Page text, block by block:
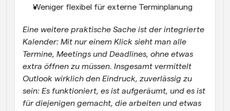
Weniger flexibel für externe Terminplanung
Eine weitere praktische Sache ist der integrierte
Kalender: Mit nur einem Klick sieht man alle
Termine, Meetings und Deadlines, ohne etwas
extra öffnen zu müssen. Insgesamt vermittelt
Outlook wirklich den Eindruck, zuverlässig zu
sein: Es funktioniert, es ist aufgeräumt, und es ist
für diejenigen gemacht, die arbeiten und etwas